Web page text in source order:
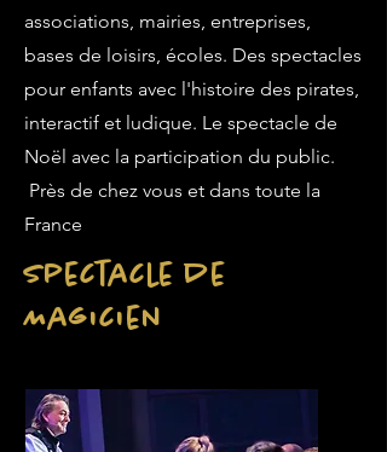
associations, mairies, entreprises,
bases de loisirs, écoles. Des spectacles
pour enfants avec l'histoire des pirates,
interactif et ludique. Le spectacle de
Noël avec la participation du public.
Près de chez vous et dans toute la
France
Spectacle de
Magicien